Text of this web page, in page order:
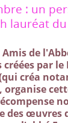
: un
lauréat
de
par
créa
organise
des œuvres